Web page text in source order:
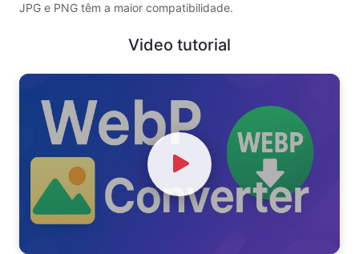
JPG e PNG têm a maior compatibilidade.
Video tutorial
Watch Video